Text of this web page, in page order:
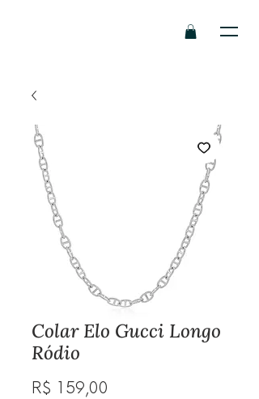
Colar Elo Gucci Longo
Ródio
R$ 159,00